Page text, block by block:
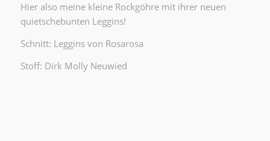
Hier also meine kleine Rockgöhre mit ihrer neuen
quietschebunten Leggins!
Schnitt: Leggins von Rosarosa
Stoff: Dirk Molly Neuwied